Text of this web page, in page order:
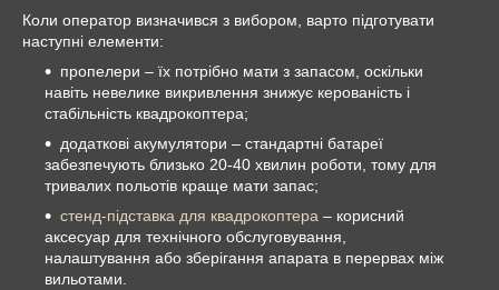
Коли оператор визначився з вибором, варто підготувати
наступні елементи:
пропелери – їх потрібно мати з запасом, оскільки
навіть невелике викривлення знижує керованість і
стабільність квадрокоптера;
додаткові акумулятори – стандартні батареї
забезпечують близько 20-40 хвилин роботи, тому для
тривалих польотів краще мати запас;
стенд-підставка для квадрокоптера – корисний
аксесуар для технічного обслуговування,
налаштування або зберігання апарата в перервах між
вильотами.